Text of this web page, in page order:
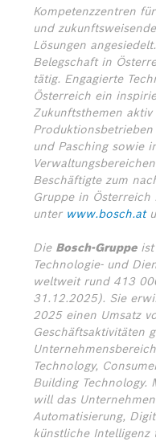
Kompetenzzentren
und
Lösungen
Belegschaft in
tätig. Engagierte
Österreich ein
Zukunftsthemen
und Pasching sowie
Beschäftigte zum
Gruppe in Österreich
unter www.bosch.at
Die Bosch-Gruppeist
Technologie- und
weltweit rund 413
31.12.2025). Sie
2025 einen Umsatz
Geschäftsaktivitäten
Technology,
Building Technology.
will das
Automatisierung,
künstliche Intelligenz